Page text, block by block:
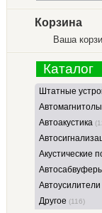
Корзина
Ваша
Каталог
Штатные
Автомагнитолы
Автоакустика
Акустические
Автоусилители
Другое (116)